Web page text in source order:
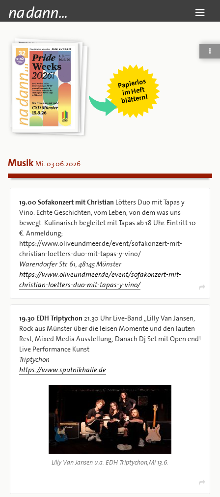
Papierlos
i
m Heft
blättern!
MusikMi. 03.06.2026
19.00 Sofakonzert mit Christian Lötters Duo mit Tapas y
Vino. Echte Geschichten, vom Leben, von dem was uns
bewegt. Kulinarisch begleitet mit Tapas ab 18 Uhr. Eintritt 10
€. Anmeldung;
https://www.oliveundmeer.de/event/sofakonzert-mit-
christian-loetters-duo-mit-tapas-y-vino/
Warendorfer Str. 61, 48145 Münster
https://www.oliveundmeer.de/event/sofakonzert-mit-
christian-loetters-duo-mit-tapas-y-vino/
19.30 EDH Triptychon 21.30 Uhr Live-Band „Lilly Van Jansen,
Rock aus Münster über die leisen Momente und den lauten
Rest, Mixed Media Ausstellung; Danach Dj Set mit Open end!
Live Performance Kunst
Triptychon
https://www.sputnikhalle.de
Lilly Van Jansen u.a. EDH Triptychon,Mi 13.6.